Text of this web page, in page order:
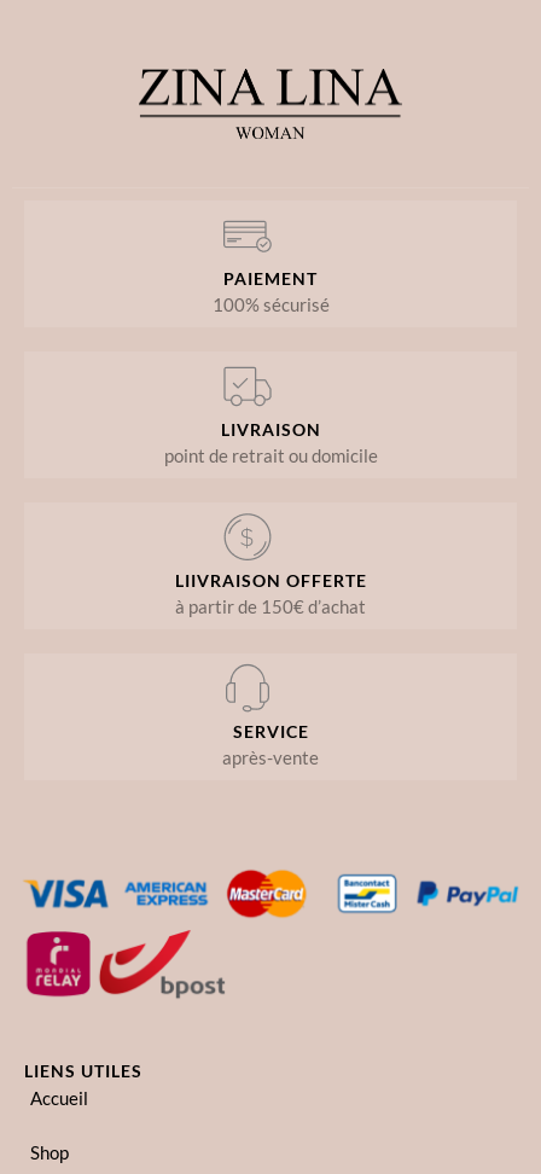
PAIEMENT
100% sécurisé
LIVRAISON
point de retrait ou domicile
LIIVRAISON OFFERTE
à partir de 150€ d’achat
SERVICE
après-vente
LIENS UTILES
Accueil
Shop